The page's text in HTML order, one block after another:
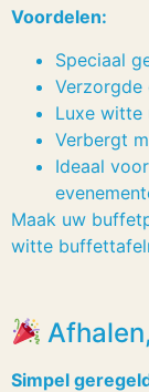
Voordelen:
Speciaal
Verzorgde
Luxe witte
Verbergt
Ideaal
Maak uw
witte
Simpel